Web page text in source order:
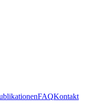
FAQKontakt